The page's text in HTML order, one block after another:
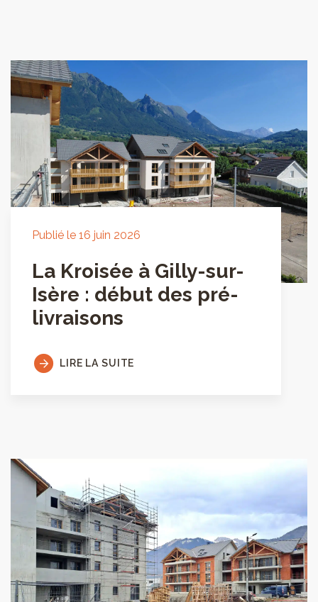
Publié le 16 juin 2026
La Kroisée à Gilly-sur-
Isère : début des pré-
livraisons
LIRE LA SUITE